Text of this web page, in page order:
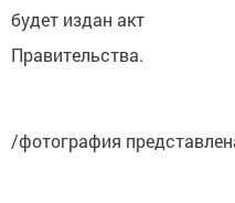
будет издан акт
Правительства.
/фотография